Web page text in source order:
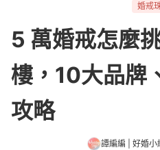
婚戒
5 萬婚戒怎麼
樓，10大品牌
攻略
譚編編 | 好婚小